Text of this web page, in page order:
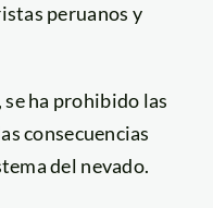
peruanos y
ha prohibido las
consecuencias
del nevado.